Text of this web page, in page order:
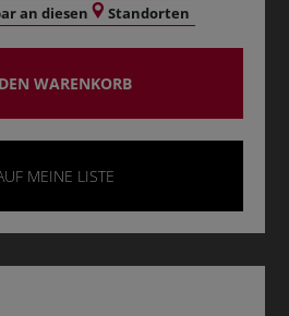
an diesen Standorten
WARENKORB
MEINE LISTE